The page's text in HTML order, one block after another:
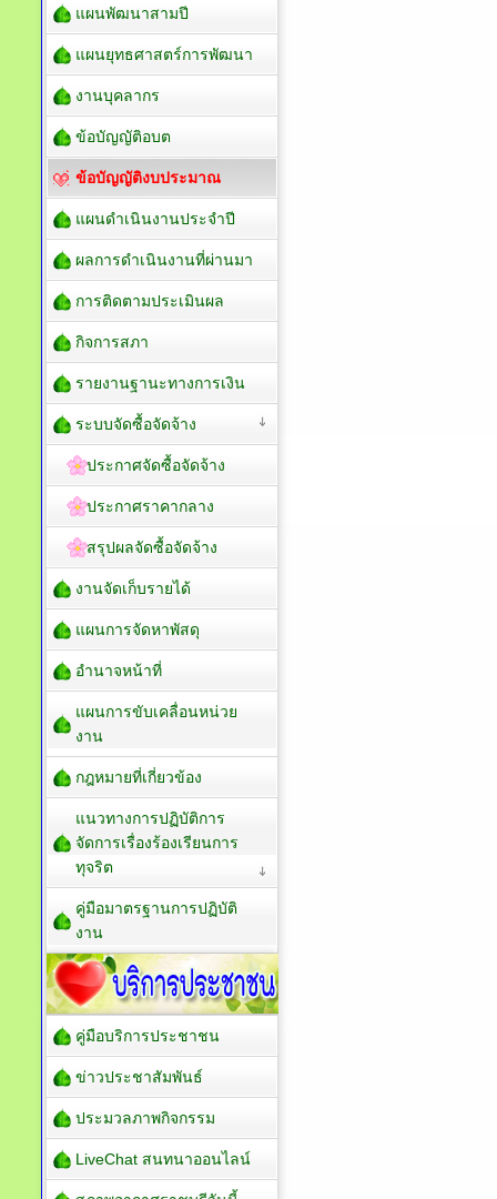
แผนพัฒนาสามปี
แผนยุทธศาสตร์การพัฒนา
งานบุคลากร
ข้อบัญญัติอบต
ข้อบัญญัติงบประมาณ
แผนดำเนินงานประจำปี
ผลการดำเนินงานที่ผ่านมา
การติดตามประเมินผล
กิจการสภา
รายงานฐานะทางการเงิน
ระบบจัดซื้อจัดจ้าง
ประกาศจัดซื้อจัดจ้าง
ประกาศราคากลาง
สรุปผลจัดซื้อจัดจ้าง
งานจัดเก็บรายได้
แผนการจัดหาพัสดุ
อำนาจหน้าที่
แผนการขับเคลื่อนหน่วย
งาน
กฎหมายที่เกี่ยวข้อง
แนวทางการปฏิบัติการ
จัดการเรื่องร้องเรียนการ
ทุจริต
คู่มือมาตรฐานการปฏิบัติ
งาน
คู่มือบริการประชาชน
ข่าวประชาสัมพันธ์
ประมวลภาพกิจกรรม
LiveChat สนทนาออนไลน์